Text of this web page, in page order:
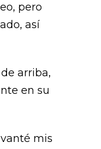
pero
así
arriba,
en su
mis